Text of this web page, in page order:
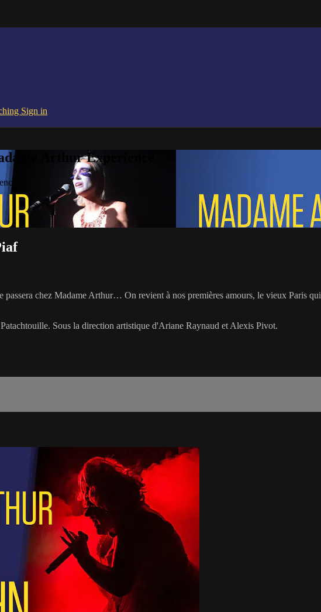
Sign in
Arthur Experience
passera chez Madame Arthur… On revient à nos premières amours, le vieux Paris
Sous la direction artistique d'Ariane Raynaud et Alexis Pivot.